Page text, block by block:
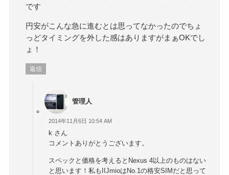
です
円安がこんな急に進むとは思ってなかったのでちょ
っどタイミングを外した感はありますがまぁOKでし
ょ！
返信
管理人
2014年11月6日 10:54 AM
k さん
コメントありがとうございます。
スペックと価格を考えるとNexus 4以上のものはない
と思います！私もIIJmioはNo.1の格安SIMだと思って